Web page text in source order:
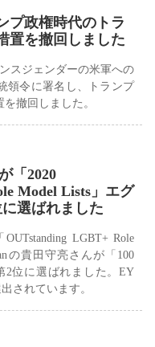
プ政権時代のトラ
置を撤回しました
スジェンダーの米軍への
領令に署名し、トランプ
撤回しました。
「2020
Model Lists」エグ
選ばれました
LGBT+ Role
の貴田守亮さんが「100
2位に選ばれました。EY
されています。